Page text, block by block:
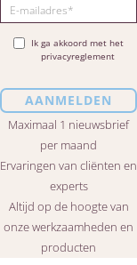
Ik ga akkoord met het
privacyreglement
Maximaal 1 nieuwsbrief
per maand
Ervaringen van cliënten en
experts
Altijd op de hoogte van
onze werkzaamheden en
producten